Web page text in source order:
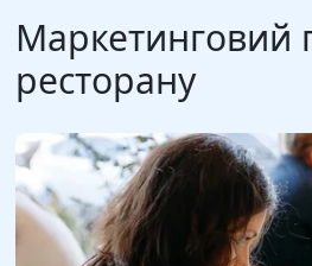
Маркетинговий
ресторану